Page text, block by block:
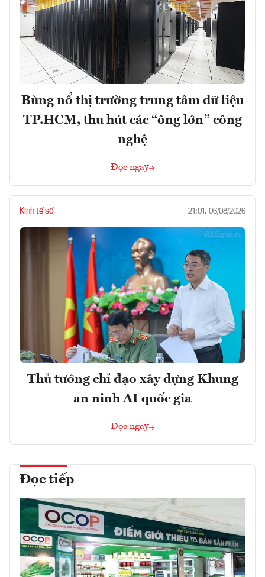
Bùng nổ thị trường trung tâm dữ liệu
TP.HCM, thu hút các “ông lớn” công
nghệ
Đọc ngay
Kinh tế số 21:01, 06/08/2026
Thủ tướng chỉ đạo xây dựng Khung
an ninh AI quốc gia
Đọc ngay
Đọc tiếp